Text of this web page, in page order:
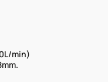
min)